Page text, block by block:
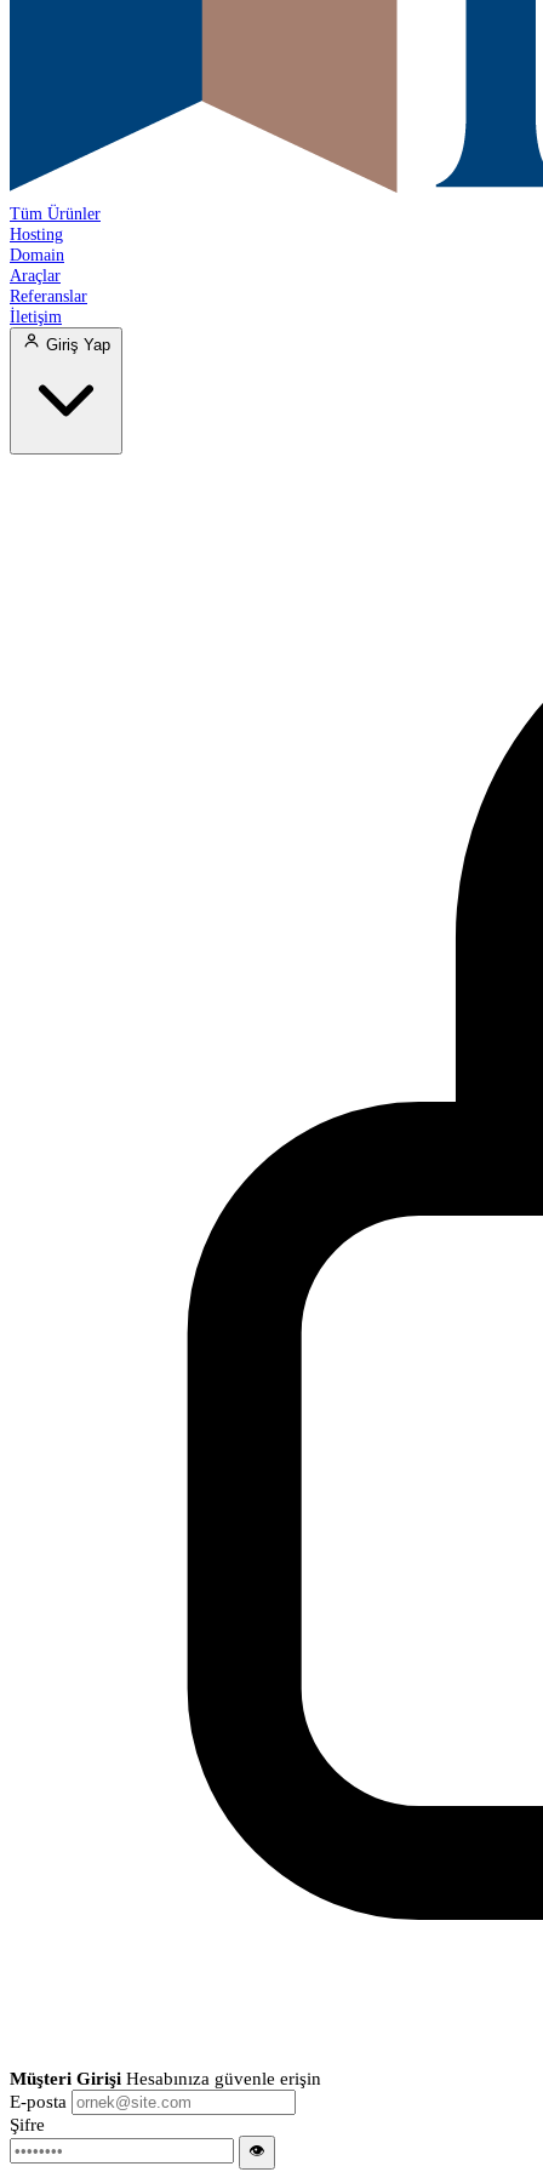
Tüm Ürünler
Hosting
Domain
Araçlar
Referanslar
İletişim
Giriş Yap
Müşteri Girişi Hesabınıza güvenle erişin
E-posta
Şifre
👁